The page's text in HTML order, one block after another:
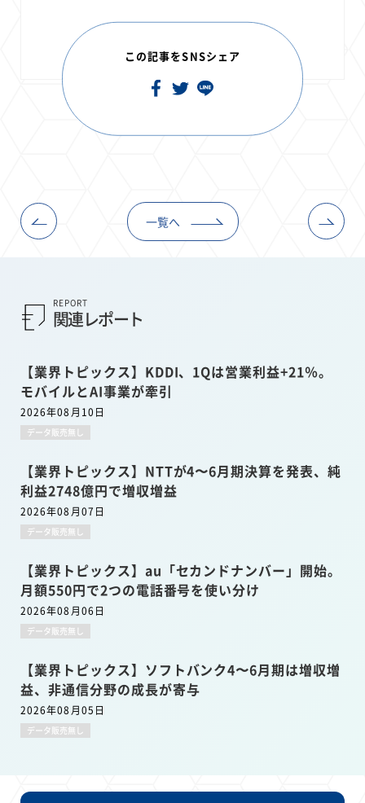
この記事をSNSシェア
一覧へ
REPORT
関連レポート
【業界トピックス】KDDI、1Qは営業利益+21％。
モバイルとAI事業が牽引
2026年08月10日
データ販売無し
【業界トピックス】NTTが4〜6月期決算を発表、純
利益2748億円で増収増益
2026年08月07日
データ販売無し
【業界トピックス】au「セカンドナンバー」開始。
月額550円で2つの電話番号を使い分け
2026年08月06日
データ販売無し
【業界トピックス】ソフトバンク4〜6月期は増収増
益、非通信分野の成長が寄与
2026年08月05日
データ販売無し